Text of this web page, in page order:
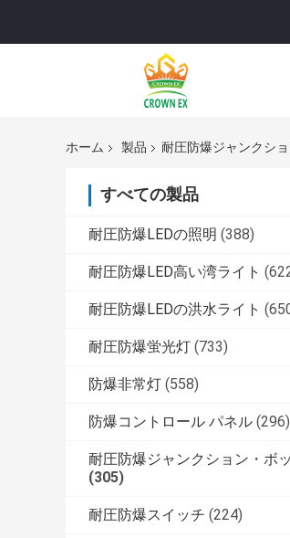
ホーム 製品 耐圧防爆ジャンクシ
すべての製品
耐圧防爆LEDの照明 (388)
耐圧防爆LED高い湾ライト
耐圧防爆LEDの洪水ライト
耐圧防爆蛍光灯 (733)
防爆非常灯 (558)
防爆コントロール パネル (296)
耐圧防爆ジャンクション・ボ
(305)
耐圧防爆スイッチ (224)